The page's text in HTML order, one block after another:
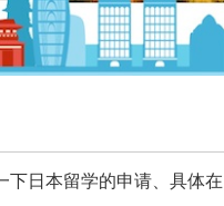
下日本留学的申请、具体在